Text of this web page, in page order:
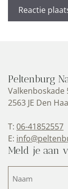
Peltenburg
Valkenboskade
2563 JE Den
T: 06-41852557
E:
Meld je aan
(Vereist)